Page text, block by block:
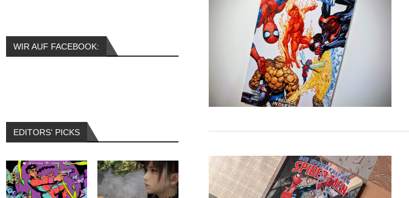
WIR AUF FACEBOOK:
EDITORS‘ PICKS